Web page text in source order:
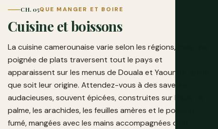
CH. 05QUE MANGER ET BOIRE
Cuisine et boissons
La cuisine camerounaise varie selon les régions, mais une
poignée de plats traversent tout le pays et
apparaissent sur les menus de Douala et Yaoundé, quelle
que soit leur origine. Attendez-vous à des saveurs
audacieuses, souvent épicées, construites sur l'huile de
palme, les arachides, les feuilles amères et le poisson
fumé, mangées avec les mains accompagnées d'un